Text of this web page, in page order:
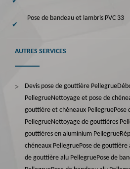
Pose de bandeau et lambris PVC 33
AUTRES SERVICES
Devis pose de gouttière Pellegrue
PellegrueNettoyage et pose de
gouttière et chéneaux PellegruePose
PellegrueNettoyage de gouttières
gouttières en aluminium Pellegrue
chéneaux PellegruePose de
de gouttière alu PellegruePose de